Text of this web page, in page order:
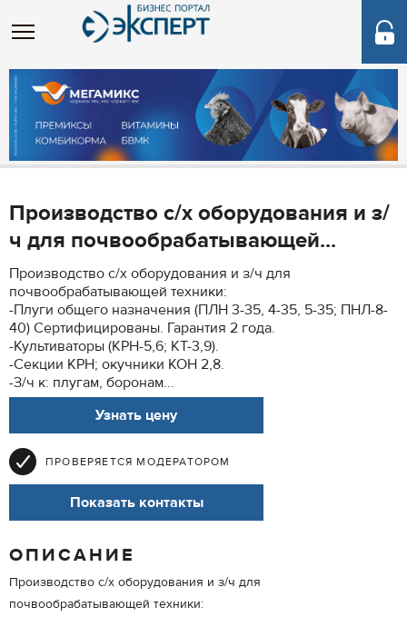
Производство с/х оборудования и з/
ч для почвообрабатывающей...
Производство с/х оборудования и з/ч для
почвообрабатывающей техники:
-Плуги общего назначения (ПЛН 3-35, 4-35, 5-35; ПНЛ-8-
40) Сертифицированы. Гарантия 2 года.
-Культиваторы (КРН-5,6; КТ-3,9).
-Секции КРН; окучники КОН 2,8.
-З/ч к: плугам, боронам...
Узнать цену
ПРОВЕРЯЕТСЯ МОДЕРАТОРОМ
Показать контакты
ОПИСАНИЕ
Производство с/х оборудования и з/ч для
почвообрабатывающей техники: